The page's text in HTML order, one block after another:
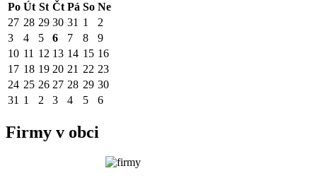
Po Út St Čt Pá So Ne
27 28 29 30 31 1
2
3
4 5 6 7 8
9
10 11 12 13 14 15 16
17 18 19 20 21 22 23
24 25 26 27 28 29 30
31 1 2 3 4 5 6
Firmy v obci